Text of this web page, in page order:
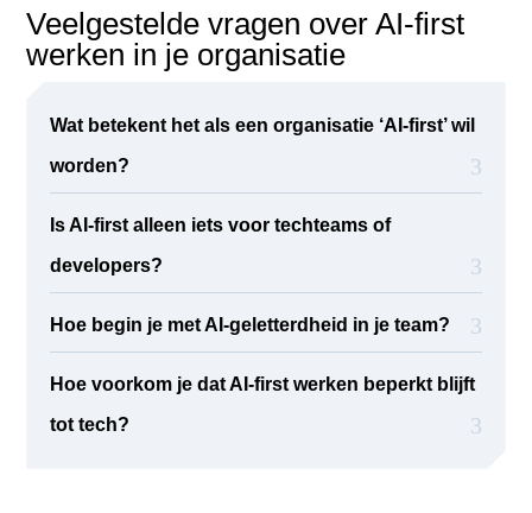
Veelgestelde vragen over AI-first
werken in je organisatie
Wat betekent het als een organisatie ‘AI-first’ wil
worden?
Is AI-first alleen iets voor techteams of
developers?
Hoe begin je met AI-geletterdheid in je team?
Hoe voorkom je dat AI-first werken beperkt blijft
tot tech?